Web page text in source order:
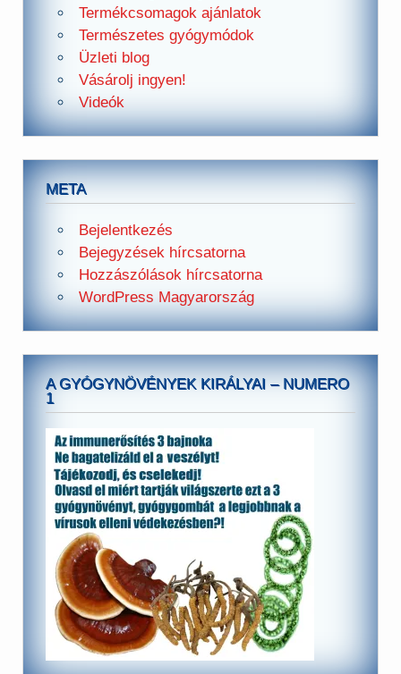
Termékcsomagok ajánlatok
Természetes gyógymódok
Üzleti blog
Vásárolj ingyen!
Videók
META
Bejelentkezés
Bejegyzések hírcsatorna
Hozzászólások hírcsatorna
WordPress Magyarország
A GYÓGYNÖVÉNYEK KIRÁLYAI – NUMERO
1